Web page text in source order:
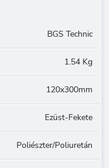
BGS Technic
1.54 Kg
120x300mm
Ezüst-Fekete
Poliészter/Poliuretán